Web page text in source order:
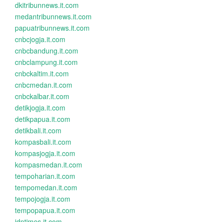
dkitribunnews.it.com
medantribunnews.it.com
papuatribunnews.it.com
cnbcjogja.it.com
cnbcbandung.it.com
cnbclampung.it.com
cnbckaltim.it.com
cnbcmedan.it.com
cnbckalbar.it.com
detikjogja.it.com
detikpapua.it.com
detikbali.it.com
kompasbali.it.com
kompasjogja.it.com
kompasmedan.it.com
tempoharian.it.com
tempomedan.it.com
tempojogja.it.com
tempopapua.it.com